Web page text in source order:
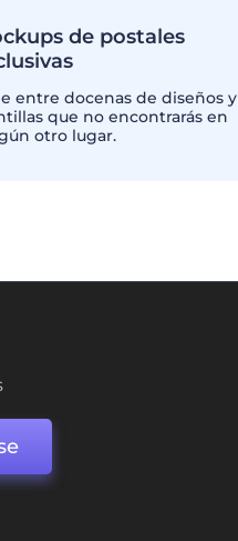
de postales
entre docenas de diseños y
que no encontrarás en
otro lugar.